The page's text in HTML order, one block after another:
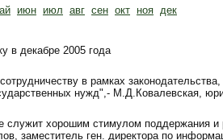
июн июл авг сен окт ноя дек
в декабре 2005 года
в рамках законодательства,
нужд",- М.Д.Ковалевская,
хорошим стимулом поддержания и
заместитель ген. директора по